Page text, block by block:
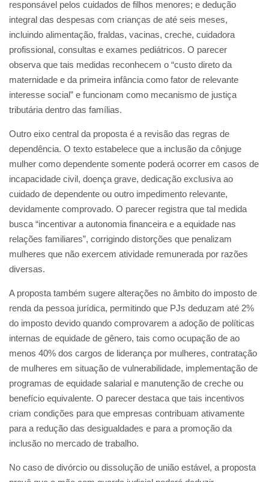
responsável pelos cuidados de filhos menores; e dedução
integral das despesas com crianças de até seis meses,
incluindo alimentação, fraldas, vacinas, creche, cuidadora
profissional, consultas e exames pediátricos. O parecer
observa que tais medidas reconhecem o “custo direto da
maternidade e da primeira infância como fator de relevante
interesse social” e funcionam como mecanismo de justiça
tributária dentro das famílias.
Outro eixo central da proposta é a revisão das regras de
dependência. O texto estabelece que a inclusão da cônjuge
mulher como dependente somente poderá ocorrer em casos de
incapacidade civil, doença grave, dedicação exclusiva ao
cuidado de dependente ou outro impedimento relevante,
devidamente comprovado. O parecer registra que tal medida
busca “incentivar a autonomia financeira e a equidade nas
relações familiares”, corrigindo distorções que penalizam
mulheres que não exercem atividade remunerada por razões
diversas.
A proposta também sugere alterações no âmbito do imposto de
renda da pessoa jurídica, permitindo que PJs deduzam até 2%
do imposto devido quando comprovarem a adoção de políticas
internas de equidade de gênero, tais como ocupação de ao
menos 40% dos cargos de liderança por mulheres, contratação
de mulheres em situação de vulnerabilidade, implementação de
programas de equidade salarial e manutenção de creche ou
benefício equivalente. O parecer destaca que tais incentivos
criam condições para que empresas contribuam ativamente
para a redução das desigualdades e para a promoção da
inclusão no mercado de trabalho.
No caso de divórcio ou dissolução de união estável, a proposta